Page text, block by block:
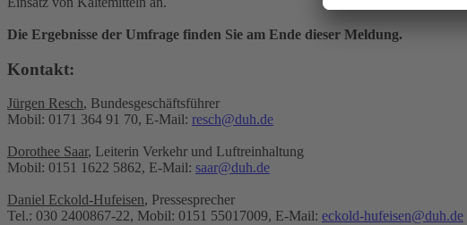
Die Ergebnisse der Umfrage finden Sie am Ende dieser Meldung.
Kontakt:
Jürgen Resch, Bundesgeschäftsführer
Mobil: 0171 364 91 70, E-Mail: resch@duh.de
Dorothee Saar, Leiterin Verkehr und Luftreinhaltung
Mobil: 0151 1622 5862, E-Mail: saar@duh.de
Daniel Eckold-Hufeisen, Pressesprecher
Tel.: 030 2400867-22, Mobil: 0151 55017009, E-Mail: eckold-hufeisen@duh.de